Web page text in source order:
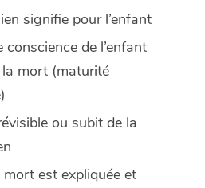
signifie pour l’enfant
conscience de l’enfant
mort (maturité
ou subit de la
est expliquée et